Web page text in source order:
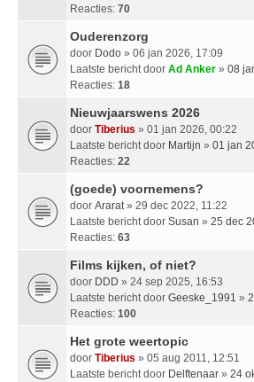
Reacties: 70
Ouderenzorg
door Dodo » 06 jan 2026, 17:09
Laatste bericht door Ad Anker » 08
Reacties: 18
Nieuwjaarswens 2026
door Tiberius » 01 jan 2026, 00:22
Laatste bericht door Martijn » 01 jan
Reacties: 22
(goede) voornemens?
door Ararat » 29 dec 2022, 11:22
Laatste bericht door Susan » 25 dec
Reacties: 63
Films kijken, of niet?
door DDD » 24 sep 2025, 16:53
Laatste bericht door Geeske_1991 »
Reacties: 100
Het grote weertopic
door Tiberius » 05 aug 2011, 12:51
Laatste bericht door Delftenaar » 24